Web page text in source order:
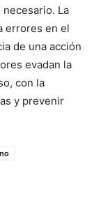
La
errores en el
de una acción
evadan la
con la
y prevenir